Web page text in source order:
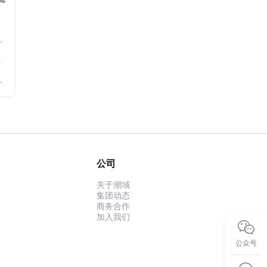
公司
关于潮域
集团动态
商务合作
加入我们
公众号